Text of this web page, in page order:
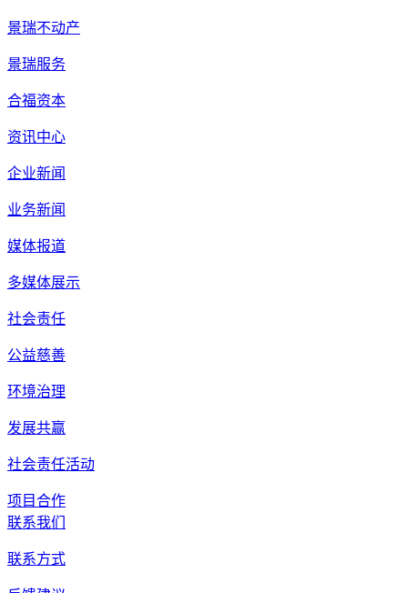
景瑞不动产
景瑞服务
合福资本
资讯中心
企业新闻
业务新闻
媒体报道
多媒体展示
社会责任
公益慈善
环境治理
发展共赢
社会责任活动
项目合作
联系我们
联系方式